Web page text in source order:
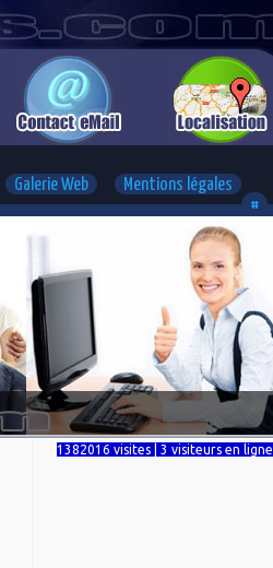
Galerie Web
Mentions légales
#
1382016 visites | 3 visiteurs en ligne